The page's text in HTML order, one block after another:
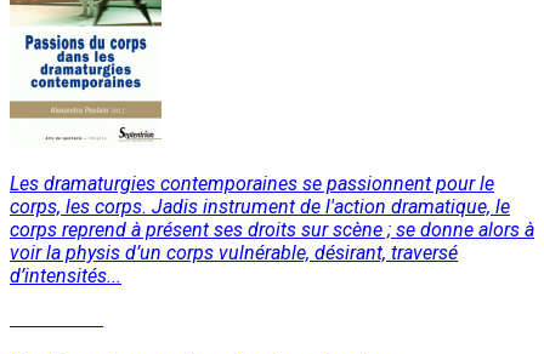
Les dramaturgies contemporaines se passionnent pour le
corps, les corps. Jadis instrument de l'action dramatique, le
corps reprend à présent ses droits sur scène ; se donne alors à
voir la physis d’un corps vulnérable, désirant, traversé
d’intensités...